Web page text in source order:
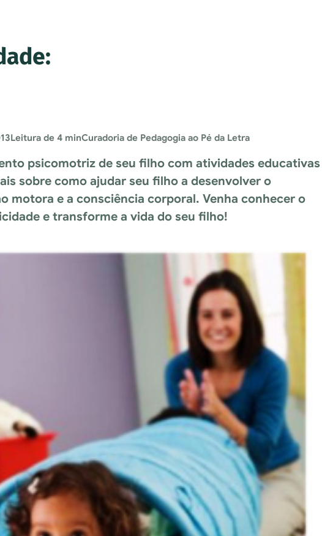
Leitura de 4 minCuradoria de Pedagogia ao Pé da Letra
psicomotriz de seu filho com atividades educativas
sobre como ajudar seu filho a desenvolver o
motora e a consciência corporal. Venha conhecer o
e transforme a vida do seu filho!